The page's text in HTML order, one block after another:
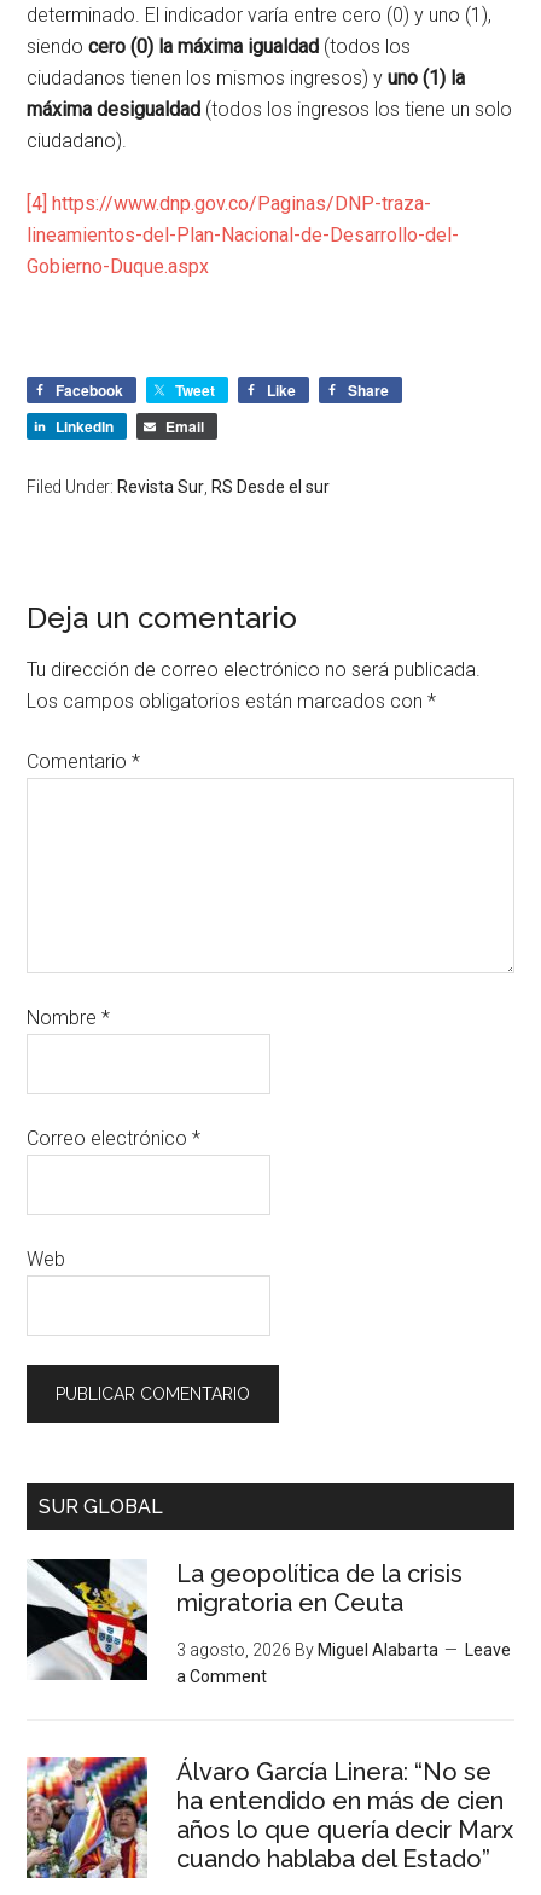
determinado. El indicador varía entre cero (0) y uno (1),
siendocero (0) la máxima igualdad (todos los
ciudadanos tienen los mismos ingresos) y uno (1) la
máxima desigualdad (todos los ingresos los tiene un solo
ciudadano).
[4] https://www.dnp.gov.co/Paginas/DNP-traza-
lineamientos-del-Plan-Nacional-de-Desarrollo-del-
Gobierno-Duque.aspx
Facebook Tweet Like
Share
LinkedIn
Email
Filed Under: Revista Sur RS Desde el sur
Deja un comentario
Tu dirección de correo electrónico no será publicada.
Los campos obligatorios están marcados con*
Comentario*
Nombre*
Correo electrónico*
Web
SUR GLOBAL
La geopolítica de la crisis
migratoria en Ceuta
3 agosto, 2026 By Miguel Alabarta
Leave
a Comment
Álvaro García Linera: “No se
ha entendido en más de cien
años lo que quería decir Marx
cuando hablaba del Estado”